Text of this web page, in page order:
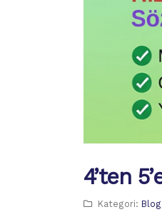
4’ten
Kategori: Blog